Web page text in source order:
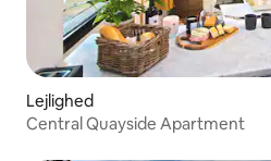
Lejlighed
Central Quayside Apartment